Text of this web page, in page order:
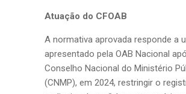
Atuação do CFOAB
A normativa aprovada responde a
apresentado pela OAB Nacional
Conselho Nacional do Ministério
(CNMP), em 2024, restringir o